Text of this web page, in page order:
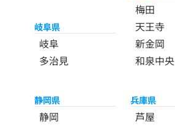
岐阜県
岐阜
多治見
静岡県
静岡
梅田
天王寺
新金岡
和泉中央
兵庫県
芦屋